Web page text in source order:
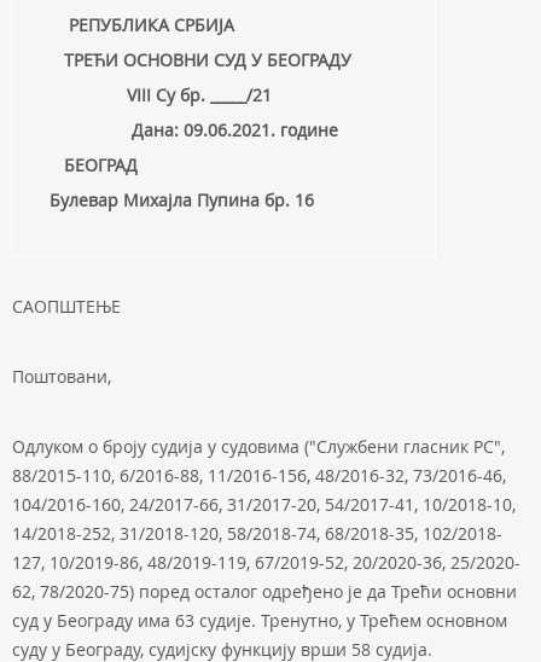
РЕПУБЛИКА СРБИЈА
ТРЕЋИ ОСНОВНИ СУД У БЕОГРАДУ
VIII Су бр. _____/21
Дана: 09.06.2021. године
БЕОГРАД
Булевар Михајла Пупина бр. 16
САОПШТЕЊЕ
Поштовани,
Одлуком о броју судија у судовима ("Службени гласник РС",
88/2015-110, 6/2016-88, 11/2016-156, 48/2016-32, 73/2016-46,
104/2016-160, 24/2017-66, 31/2017-20, 54/2017-41, 10/2018-10,
14/2018-252, 31/2018-120, 58/2018-74, 68/2018-35, 102/2018-
127, 10/2019-86, 48/2019-119, 67/2019-52, 20/2020-36, 25/2020-
62, 78/2020-75) поред осталог одређено је да Трећи основни
суд у Београду има 63 судије. Тренутно, у Трећем основном
суду у Београду, судијску функцију врши 58 судија.